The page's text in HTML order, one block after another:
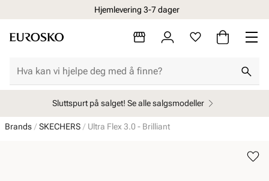
Hjemlevering 3-7 dager
Sluttspurt på salget! Se alle salgsmodeller
Brands SKECHERS Ultra Flex 3.0 - Brilliant